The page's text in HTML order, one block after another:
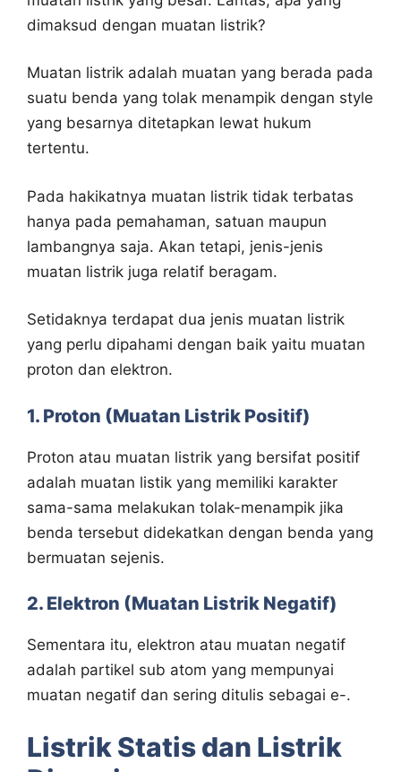
dimaksud dengan muatan listrik?
Muatan listrik adalah muatan yang berada pada
suatu benda yang tolak menampik dengan style
yang besarnya ditetapkan lewat hukum
tertentu.
Pada hakikatnya muatan listrik tidak terbatas
hanya pada pemahaman, satuan maupun
lambangnya saja. Akan tetapi, jenis-jenis
muatan listrik juga relatif beragam.
Setidaknya terdapat dua jenis muatan listrik
yang perlu dipahami dengan baik yaitu muatan
proton dan elektron.
1. Proton (Muatan Listrik Positif)
Proton atau muatan listrik yang bersifat positif
adalah muatan listik yang memiliki karakter
sama-sama melakukan tolak-menampik jika
benda tersebut didekatkan dengan benda yang
bermuatan sejenis.
2. Elektron (Muatan Listrik Negatif)
Sementara itu, elektron atau muatan negatif
adalah partikel sub atom yang mempunyai
muatan negatif dan sering ditulis sebagai e-.
Listrik Statis dan Listrik